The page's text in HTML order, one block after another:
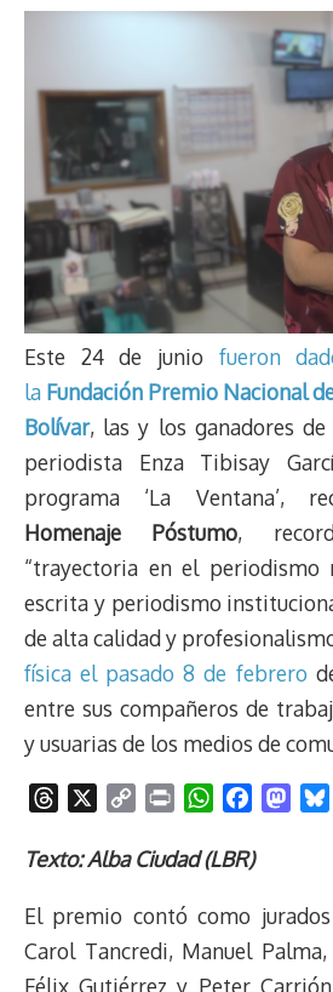
Este 24 de junio fueron
la Fundación Premio Nacional
Bolívar, las y los ganadores
periodista Enza Tibisay
programa ‘La Ventana’,
Homenaje Póstumo,
“trayectoria en el periodismo
escrita y periodismo
de alta calidad y
física el pasado 8 de febrero
entre sus compañeros de
y usuarias de los medios de
r
a
d
p
L
i
i
t
W
a
s
A
c
o
M
o
d
Texto: Alba Ciudad (LBR)
El premio contó como
Carol Tancredi, Manuel
Félix Gutiérrez y Peter